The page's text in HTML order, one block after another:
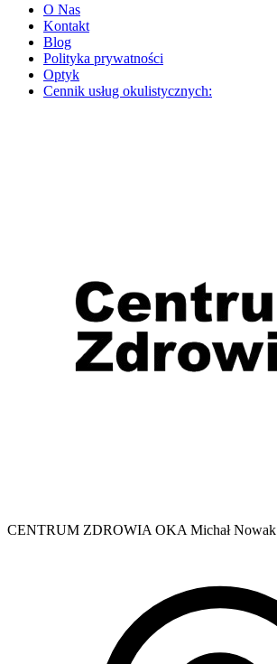
O Nas
Kontakt
Blog
Polityka prywatności
Optyk
Cennik usług okulistycznych:
CENTRUM ZDROWIA OKA Michał Nowak